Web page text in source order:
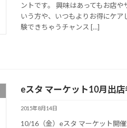
ントです。 興味はあってもお店
いう方や、いつもよりお得にケ
験できちゃうチャンス […]
eスタ マーケット10月出
2015年8月14日
10/16（金）eスタ マーケット開